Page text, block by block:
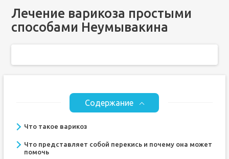
Лечение варикоза простыми
способами Неумывакина
Содержание
Что такое варикоз
Что представляет собой перекись и почему она может
помочь